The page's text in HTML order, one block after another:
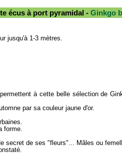
écus à port pyramidal - Ginkgo
jusqu'à 1-3 mètres.
à cette belle sélection de
par sa couleur jaune d'or.
forme.
secret de ses "fleurs"... Mâles ou